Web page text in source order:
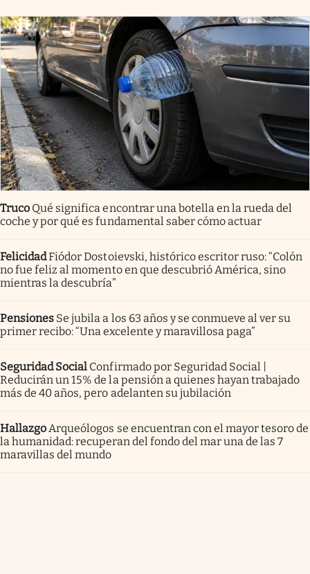
Truco Qué significa encontrar una botella en la rueda del
coche y por qué es fundamental saber cómo actuar
FelicidadFiódor Dostoievski, histórico escritor ruso: “Colón
no fue feliz al momento en que descubrió América, sino
mientras la descubría”
Pensiones Se jubila a los 63 años y se conmueve al ver su
primer recibo: “Una excelente y maravillosa paga”
Seguridad Social Confirmado por Seguridad Social |
Reducirán un 15% de la pensión a quienes hayan trabajado
más de 40 años, pero adelanten su jubilación
Hallazgo Arqueólogos se encuentran con el mayor tesoro de
la humanidad: recuperan del fondo del mar una de las 7
maravillas del mundo